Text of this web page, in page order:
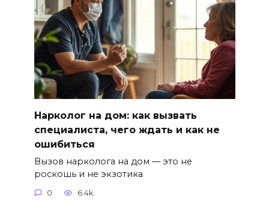
Нарколог на дом: как вызвать
специалиста, чего ждать и как не
ошибиться
Вызов нарколога на дом — это не
роскошь и не экзотика
0 6.4k.